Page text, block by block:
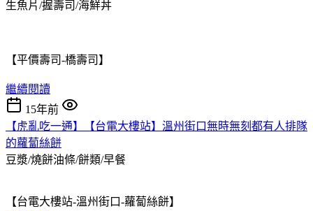
生魚片/握壽司/海鮮丼
【平價壽司-橋壽司】
繼續閱讀
15年前
【虎亂吃一通】【台電大樓站】溫州街口無時無刻都有人排隊
的蘿蔔絲餅
豆漿/燒餅油條/餅類/早餐
【台電大樓站-溫州街口-蘿蔔絲餅】